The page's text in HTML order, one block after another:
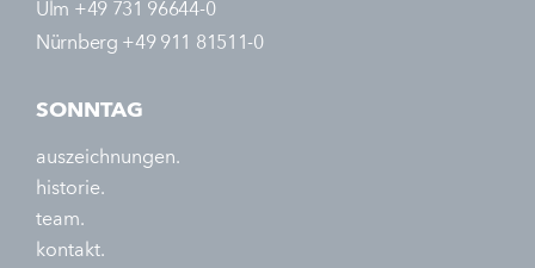
Ulm +49 731 96644-0
Nürnberg +49 911 81511-0
SONNTAG
auszeichnungen.
historie.
team.
kontakt.